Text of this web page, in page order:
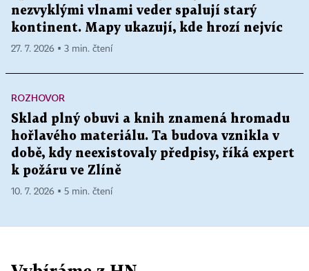
nezvyklými vlnami veder spalují starý
kontinent. Mapy ukazují, kde hrozí nejvíc
27. 7. 2026 ▪ 3 min. čtení
ROZHOVOR
Sklad plný obuvi a knih znamená hromadu
hořlavého materiálu. Ta budova vznikla v
době, kdy neexistovaly předpisy, říká expert
k požáru ve Zlíně
10. 7. 2026 ▪ 5 min. čtení